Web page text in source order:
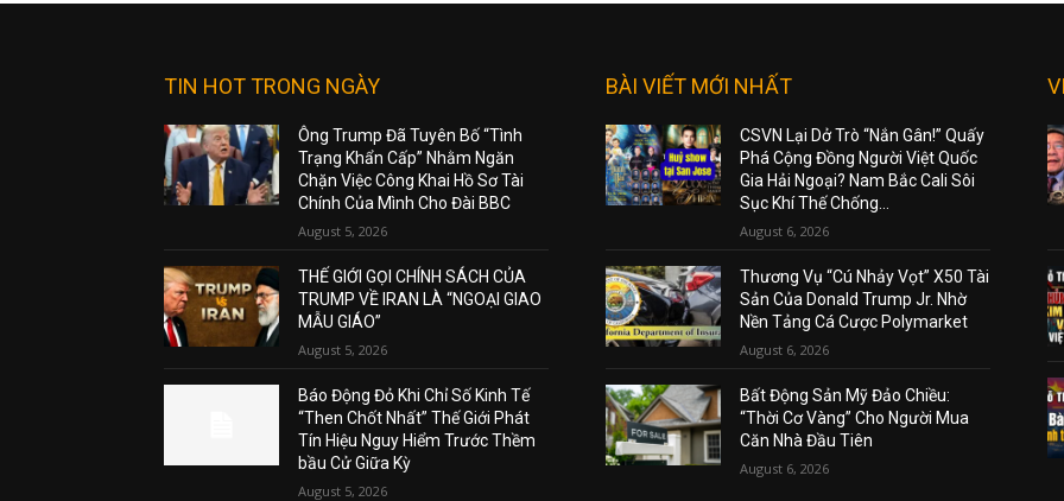
TIN HOT TRONG NGÀY
Ông Trump Đã Tuyên Bố “Tình
Trạng Khẩn Cấp” Nhằm Ngăn
Chặn Việc Công Khai Hồ Sơ Tài
Chính Của Mình Cho Đài BBC
August 5, 2026
THẾ GIỚI GỌI CHÍNH SÁCH CỦA
TRUMP VỀ IRAN LÀ “NGOẠI GIAO
MẪU GIÁO”
August 5, 2026
Báo Động Đỏ Khi Chỉ Số Kinh Tế
“Then Chốt Nhất” Thế Giới Phát
Tín Hiệu Nguy Hiểm Trước Thềm
bầu Cử Giữa Kỳ
August 5, 2026
BÀI VIẾT MỚI NHẤT
CSVN Lại Dở Trò “Nắn Gân!” Quấy
Phá Cộng Đồng Người Việt Quốc
Gia Hải Ngoại? Nam Bắc Cali Sôi
Sục Khí Thế Chống...
August 6, 2026
Thương Vụ “Cú Nhảy Vọt” X50 Tài
Sản Của Donald Trump Jr. Nhờ
Nền Tảng Cá Cược Polymarket
August 6, 2026
Bất Động Sản Mỹ Đảo Chiều:
“Thời Cơ Vàng” Cho Người Mua
Căn Nhà Đầu Tiên
August 6, 2026